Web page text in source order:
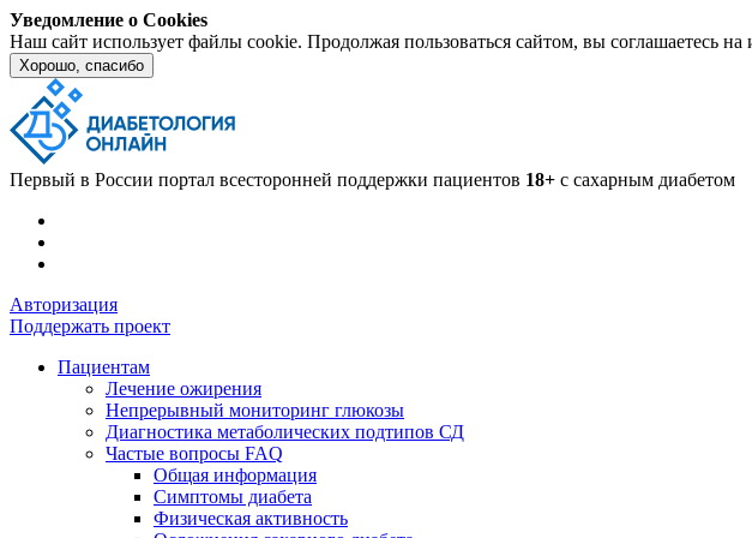
Уведомление о Cookies
Наш сайт использует файлы cookie. Продолжая пользоваться сайтом, вы соглашаетесь
Хорошо, спасибо
Первый в России портал всесторонней поддержки пациентов 18+ с сахарным диабетом
Авторизация
Поддержать проект
Пациентам
Лечение ожирения
Непрерывный мониторинг глюкозы
Диагностика метаболических подтипов СД
Частые вопросы FAQ
Общая информация
Симптомы диабета
Физическая активность